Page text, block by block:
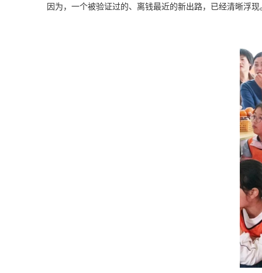
因为，一个被验证过的、离钱最近的新出路，已经清晰浮现